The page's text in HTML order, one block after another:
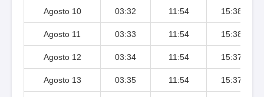
Agosto 10 03:32 11:54 15:38
Agosto 11 03:33 11:54 15:38
Agosto 12 03:34 11:54 15:37
Agosto 13 03:35 11:54 15:37